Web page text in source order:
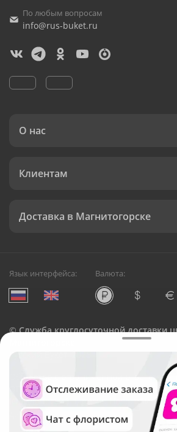
По любым вопросам
info@rus-buket.ru
О нас
Клиентам
Доставка в Магнитогорске
Язык интерфейса: Валюта:
©Служба круглосуточной доставки
Русский Букет, 2026
Общество с ограниченной
ОГРН: 1195476081745, ИНН: 5410081997
Юридический адрес: г. Новосибирск,
д.42, оф. 3